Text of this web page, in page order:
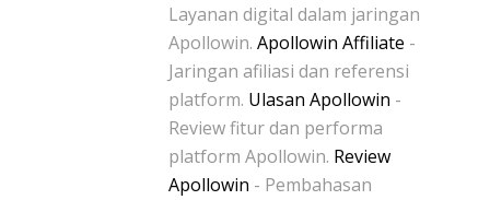
Layanan digital dalam jaringan
Apollowin. Apollowin Affiliate -
Jaringan afiliasi dan referensi
platform. Ulasan Apollowin -
Review fitur dan performa
platform Apollowin. Review
Apollowin - Pembahasan